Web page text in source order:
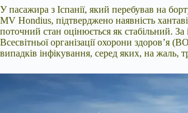
У пасажира з Іспанії, який перебував на
MV Hondius, підтверджено наявність
поточний стан оцінюється як стабільний.
Всесвітньої організації охорони здоров’я
випадків інфікування, серед яких, на жаль,